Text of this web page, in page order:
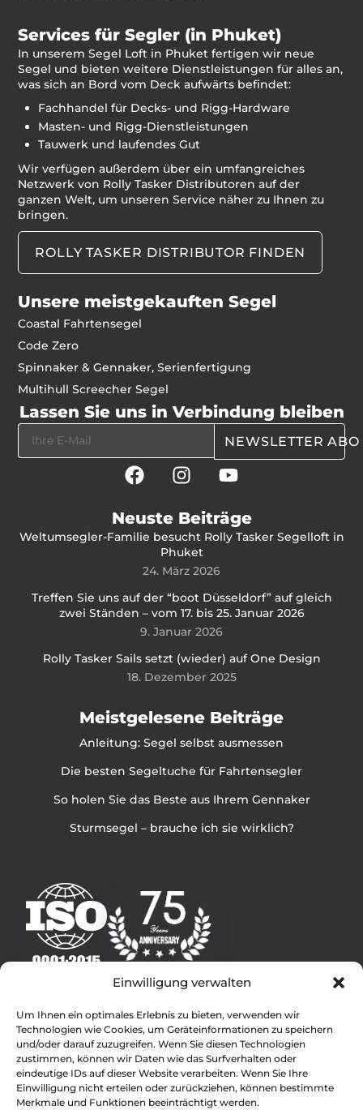
Einwilligung verwalten
Um Ihnen ein optimales Erlebnis zu bieten, verwenden wir
Technologien wie Cookies, um Geräteinformationen zu speichern
und/oder darauf zuzugreifen. Wenn Sie diesen Technologien
zustimmen, können wir Daten wie das Surfverhalten oder
eindeutige IDs auf dieser Website verarbeiten. Wenn Sie Ihre
Einwilligung nicht erteilen oder zurückziehen, können bestimmte
Merkmale und Funktionen beeinträchtigt werden.
Services für Segler (in Phuket)
In unserem Segel Loft in Phuket fertigen wir neue
Segel und bieten weitere Dienstleistungen für alles an,
was sich an Bord vom Deck aufwärts befindet:
Fachhandel für Decks- und Rigg-Hardware
Masten- und Rigg-Dienstleistungen
Tauwerk und laufendes Gut
Wir verfügen außerdem über ein umfangreiches
Netzwerk von Rolly Tasker Distributoren auf der
ganzen Welt, um unseren Service näher zu Ihnen zu
bringen.
ROLLY TASKER DISTRIBUTOR FINDEN
Unsere meistgekauften Segel
Coastal Fahrtensegel
Code Zero
Spinnaker & Gennaker, Serienfertigung
Multihull Screecher Segel
Lassen Sie uns in Verbindung bleiben
NEWSLETTER ABO
Neuste Beiträge
Weltumsegler-Familie besucht Rolly Tasker Segelloft in
Phuket
24. März 2026
Treffen Sie uns auf der “boot Düsseldorf” auf gleich
zwei Ständen – vom 17. bis 25. Januar 2026
9. Januar 2026
Rolly Tasker Sails setzt (wieder) auf One Design
18. Dezember 2025
Meistgelesene Beiträge
Anleitung: Segel selbst ausmessen
Die besten Segeltuche für Fahrtensegler
So holen Sie das Beste aus Ihrem Gennaker
Sturmsegel – brauche ich sie wirklich?
Weitere Infos
Rolly Tasker Sails Deutschland – Internationale
Segelmacher
Kontakt
Rolly Tasker Sails Standorte